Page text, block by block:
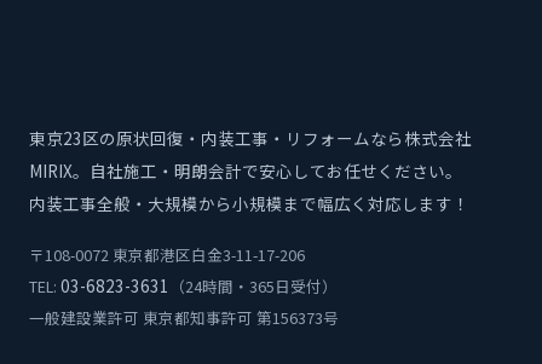
東京23区の原状回復・内装工事・リフォームなら株式会社
MIRIX。自社施工・明朗会計で安心してお任せください。
内装工事全般・大規模から小規模まで幅広く対応します！
〒108-0072 東京都港区白金3-11-17-206
TEL: 03-6823-3631 （24時間・365日受付）
一般建設業許可 東京都知事許可 第156373号